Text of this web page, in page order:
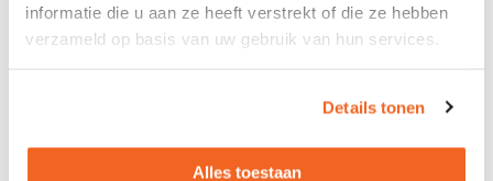
informatie die u aan ze heeft verstrekt of die ze hebben
verzameld op basis van uw gebruik van hun services.
Details tonen
Alles toestaan
Gebruikte open kast